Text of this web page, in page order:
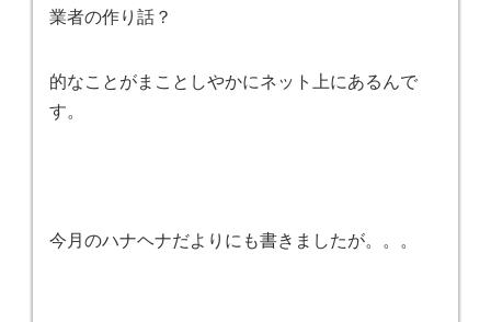
業者の作り話？
的なことがまことしやかにネット上にあるんで
す。
今月のハナヘナだよりにも書きましたが。。。